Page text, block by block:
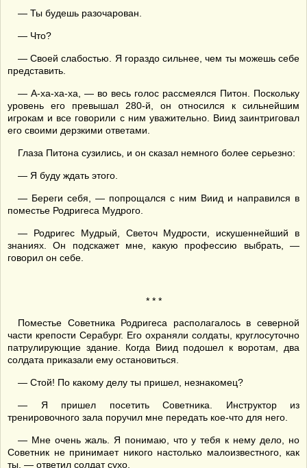
— Ты будешь разочарован.
— Что?
— Своей слабостью. Я гораздо сильнее, чем ты можешь себе
представить.
— А-ха-ха-ха, — во весь голос рассмеялся Питон. Поскольку
уровень его превышал 280-й, он относился к сильнейшим
игрокам и все говорили с ним уважительно. Виид заинтриговал
его своими дерзкими ответами.
Глаза Питона сузились, и он сказал немного более серьезно:
— Я буду ждать этого.
— Береги себя, — попрощался с ним Виид и направился в
поместье Родригеса Мудрого.
— Родригес Мудрый, Светоч Мудрости, искушеннейший в
знаниях. Он подскажет мне, какую профессию выбрать, —
говорил он себе.
* * *
Поместье Советника Родригеса располагалось в северной
части крепости Серабург. Его охраняли солдаты, круглосуточно
патрулирующие здание. Когда Виид подошел к воротам, два
солдата приказали ему остановиться.
— Стой! По какому делу ты пришел, незнакомец?
— Я пришел посетить Советника. Инструктор из
тренировочного зала поручил мне передать кое-что для него.
— Мне очень жаль. Я понимаю, что у тебя к нему дело, но
Советник не принимает никого настолько малоизвестного, как
ты, — ответил солдат сухо.